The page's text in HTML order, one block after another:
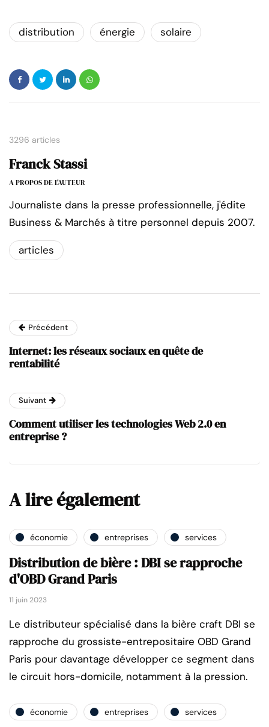
distribution énergie solaire
3296 articles
Franck Stassi
A PROPOS DE L'AUTEUR
Journaliste dans la presse professionnelle, j'édite
Business & Marchés à titre personnel depuis 2007.
articles
Précédent
Internet: les réseaux sociaux en quête de
rentabilité
Suivant
Comment utiliser les technologies Web 2.0 en
entreprise ?
A lire également
économie entreprises services
Distribution de bière : DBI se rapproche
d'OBD Grand Paris
11 juin 2023
Le distributeur spécialisé dans la bière craft DBI se
rapproche du grossiste-entrepositaire OBD Grand
Paris pour davantage développer ce segment dans
le circuit hors-domicile, notamment à la pression.
économie entreprises services